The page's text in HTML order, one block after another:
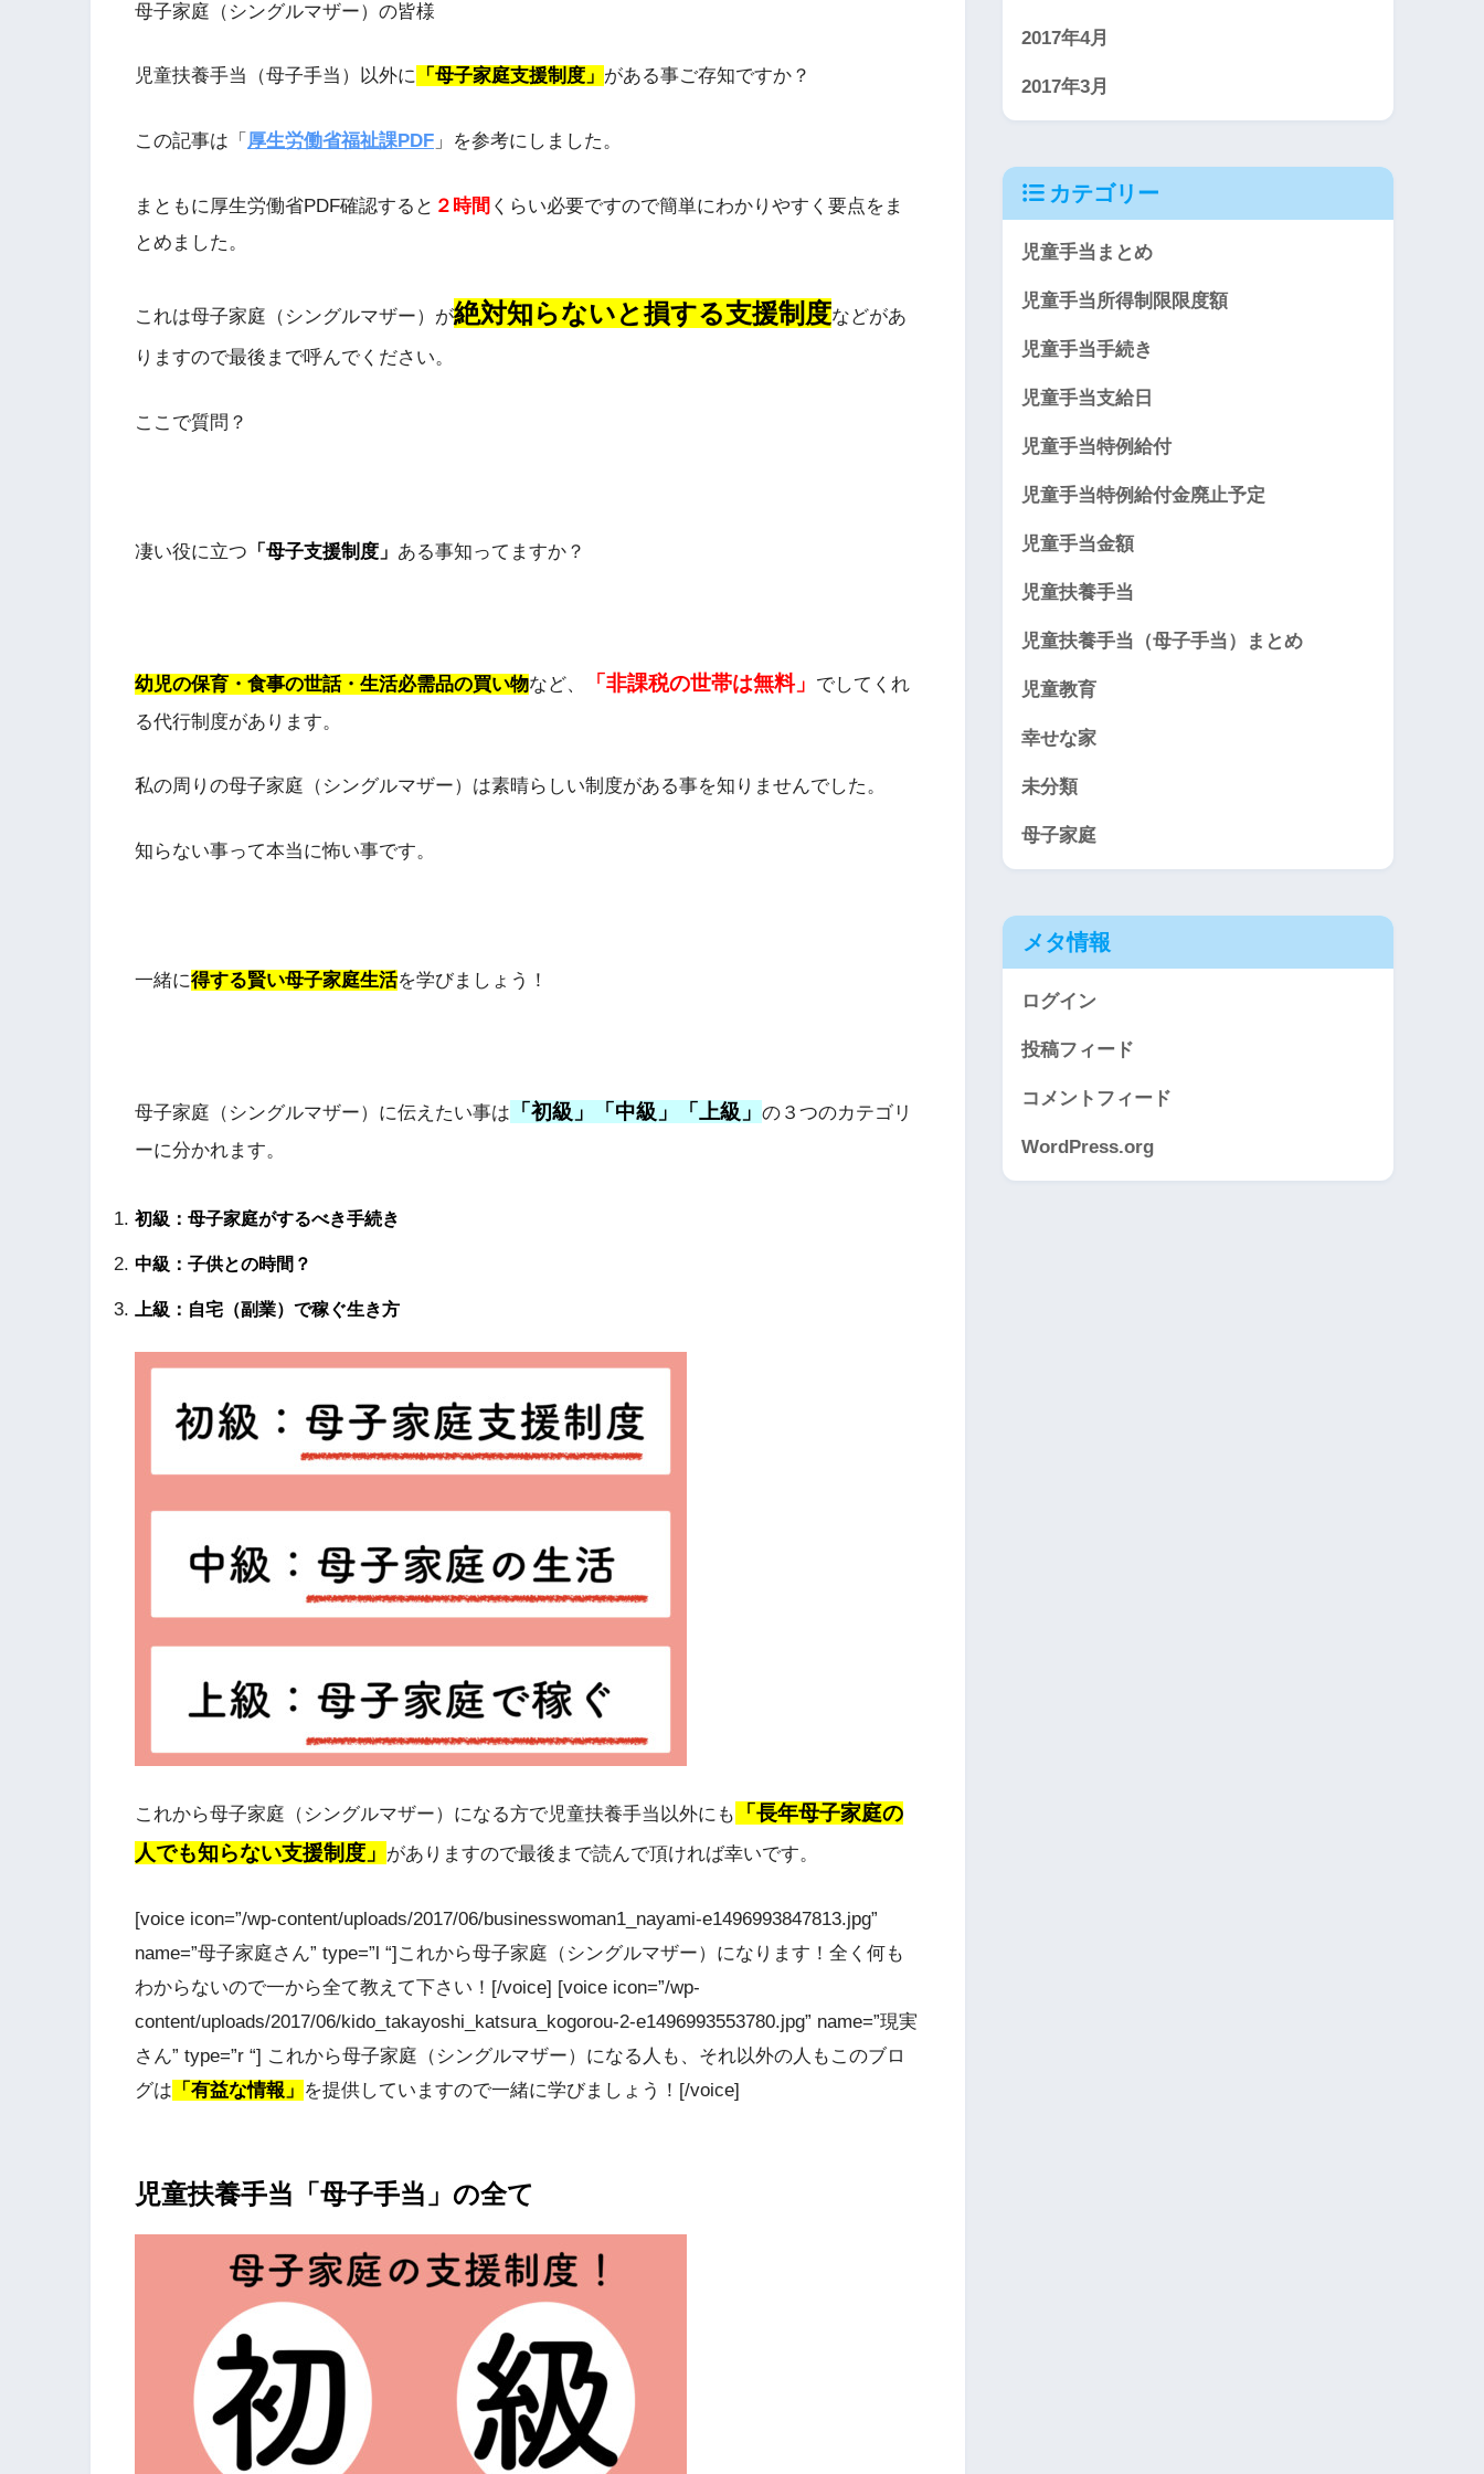
母子家庭（シングルマザー）の皆様
児童扶養手当（母子手当）以外に 「母子家庭支援制度」 がある事ご存知ですか？
この記事は「 厚生労働省福祉課PDF 」を参考にしました。
まともに厚生労働省PDF確認すると ２時間 くらい必要ですので簡単にわかりやすく要点をま
とめました。
これは母子家庭（シングルマザー）が絶対知らないと損する支援制度などがあ
りますので最後まで呼んでください。
ここで質問？
凄い役に立つ 「母子支援制度」 ある事知ってますか？
幼児の保育・食事の世話・生活必需品の買い物など、 「非課税の世帯は無料」 でしてくれ
る代行制度があります。
私の周りの母子家庭（シングルマザー）は素晴らしい制度がある事を知りませんでした。
知らない事って本当に怖い事です。
一緒に得する賢い母子家庭生活を学びましょう！
母子家庭（シングルマザー）に伝えたい事は 「初級」「中級」「上級」 の３つのカテゴリ
ーに分かれます。
初級：母子家庭がするべき手続き
中級：子供との時間？
上級：自宅（副業）で稼ぐ生き方
これから母子家庭（シングルマザー）になる方で児童扶養手当以外にも
「長年母子家庭の
人でも知らない支援制度」 がありますので最後まで読んで頂ければ幸いです。
[voice icon=”/wp-content/uploads/2017/06/businesswoman1_nayami-e1496993847813.jpg”
name=”母子家庭さん” type=”l “]これから母子家庭（シングルマザー）になります！全く何も
わからないので一から全て教えて下さい！[/voice] [voice icon=”/wp-
content/uploads/2017/06/kido_takayoshi_katsura_kogorou-2-e1496993553780.jpg” name=”現実
さん” type=”r “] これから母子家庭（シングルマザー）になる人も、それ以外の人もこのブロ
グは 「有益な情報」 を提供していますので一緒に学びましょう！[/voice]
児童扶養手当「母子手当」の全て
2017年4月
2017年3月
カテゴリー
児童手当まとめ
児童手当所得制限限度額
児童手当手続き
児童手当支給日
児童手当特例給付
児童手当特例給付金廃止予定
児童手当金額
児童扶養手当
児童扶養手当（母子手当）まとめ
児童教育
幸せな家
未分類
母子家庭
メタ情報
ログイン
投稿フィード
コメントフィード
WordPress.org